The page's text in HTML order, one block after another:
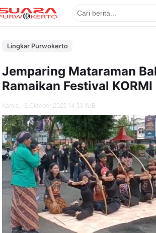
Lingkar Purwokerto
Jemparing Mataraman
Ramaikan Festival
Kamis, 16 Oktober 2025 14.33 WIB